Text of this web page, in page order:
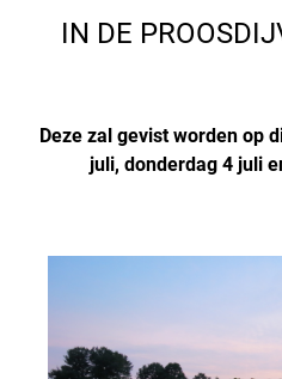
IN DE
Deze zal gevist worden op
juli, donderdag 4 juli